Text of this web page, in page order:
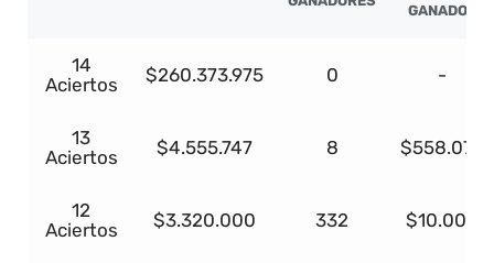
GANADOR
14
Aciertos
$260.373.975 0 -
13
Aciertos
$4.555.747 8 $558.079
12
Aciertos
$3.320.000 332 $10.000